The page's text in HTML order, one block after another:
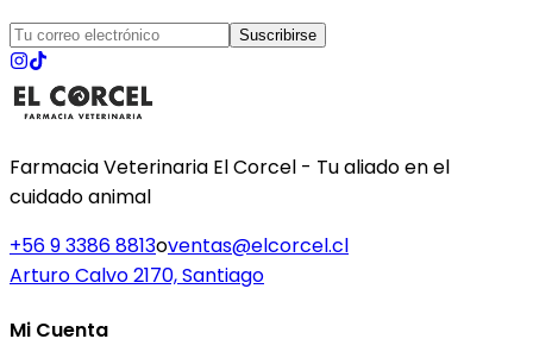
Suscribirse
Farmacia Veterinaria El Corcel - Tu aliado en el
cuidado animal
+56 9 3386 8813oventas@elcorcel.cl
Arturo Calvo 2170, Santiago
Mi Cuenta